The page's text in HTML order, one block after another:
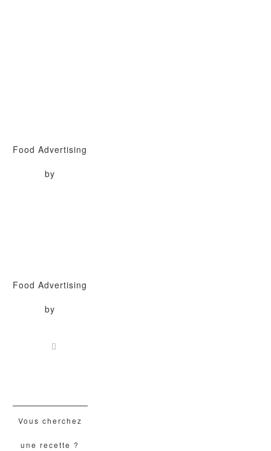
Food Advertising
by
Food Advertising
by
Vous cherchez
une recette ?